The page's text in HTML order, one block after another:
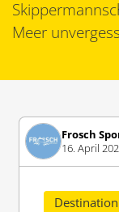
Meer
Frosch
16. April
Destination